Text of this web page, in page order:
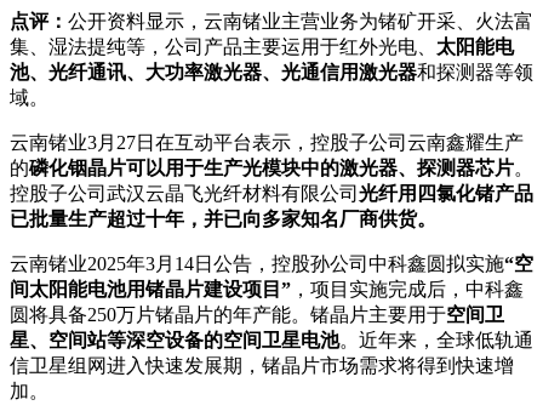
点评： 公开资料显示，云南锗业主营业务为锗矿开采、火法富
集、湿法提纯等，公司产品主要运用于红外光电、 太阳能电
池、光纤通讯、大功率激光器、光通信用激光器和探测器等领
域。
云南锗业3月27日在互动平台表示，控股子公司云南鑫耀生产
的磷化铟晶片可以用于生产光模块中的激光器、探测器芯片。
控股子公司武汉云晶飞光纤材料有限公司 光纤用四氯化锗产品
已批量生产超过十年，并已向多家知名厂商供货。
云南锗业2025年3月14日公告，控股孙公司中科鑫圆拟实施“空
间太阳能电池用锗晶片建设项目” ，项目实施完成后，中科鑫
圆将具备250万片锗晶片的年产能。锗晶片主要用于空间卫
星、空间站等深空设备的空间卫星电池。近年来，全球低轨通
信卫星组网进入快速发展期，锗晶片市场需求将得到快速增
加。